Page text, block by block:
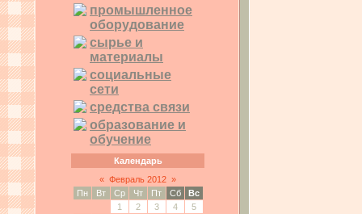
промышленное
оборудование
сырье и
материалы
социальные
сети
средства связи
образование и
обучение
Календарь
« Февраль 2012 »
Пн
Вт Ср Чт Пт Сб
Вс
1
2 3 4
5